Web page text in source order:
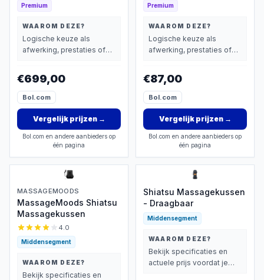
Premium
WAAROM DEZE?
Logische keuze als
afwerking, prestaties of
€699,00
Bol.com
Vergelijk prijzen→
Bol.com en andere aanbieders op
één pagina
Premium
WAAROM DEZE?
Logische keuze als
afwerking, prestaties of
€87,00
Bol.com
Vergelijk prijzen→
Bol.com en andere aanbieders op
één pagina
MASSAGEMOODS
MassageMoods Shiatsu
Massagekussen
4.0
Middensegment
WAAROM DEZE?
Bekijk specificaties en
Shiatsu Massagekussen
- Draagbaar
Middensegment
WAAROM DEZE?
Bekijk specificaties en
actuele prijs voordat je